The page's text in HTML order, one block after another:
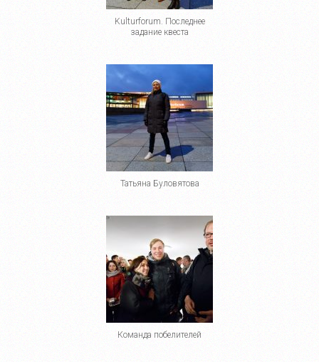
Kulturforum. Последнее
задание квеста
Татьяна Буловятова
Команда побелителей